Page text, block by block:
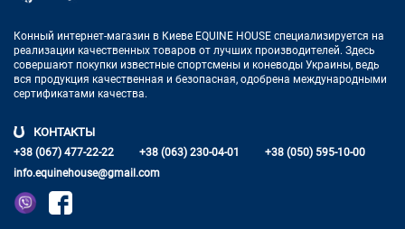
Конный интернет-магазин в Киеве EQUINE HOUSE специализируется на
реализации качественных товаров от лучших производителей. Здесь
совершают покупки известные спортсмены и коневоды Украины, ведь
вся продукция качественная и безопасная, одобрена международными
сертификатами качества.
КОНТАКТЫ
+38 (067) 477-22-22 +38 (063) 230-04-01
+38 (050) 595-10-00
info.equinehouse@gmail.com